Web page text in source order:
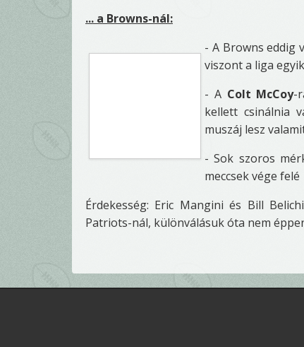
... a Browns-nál:
- A Browns eddig
viszont a liga
- A Colt McCoy-
kellett csinálnia
muszáj lesz
- Sok szoros
meccsek vége felé
Érdekesség: Eric Mangini és Bill
Patriots-nál, különválásuk óta nem